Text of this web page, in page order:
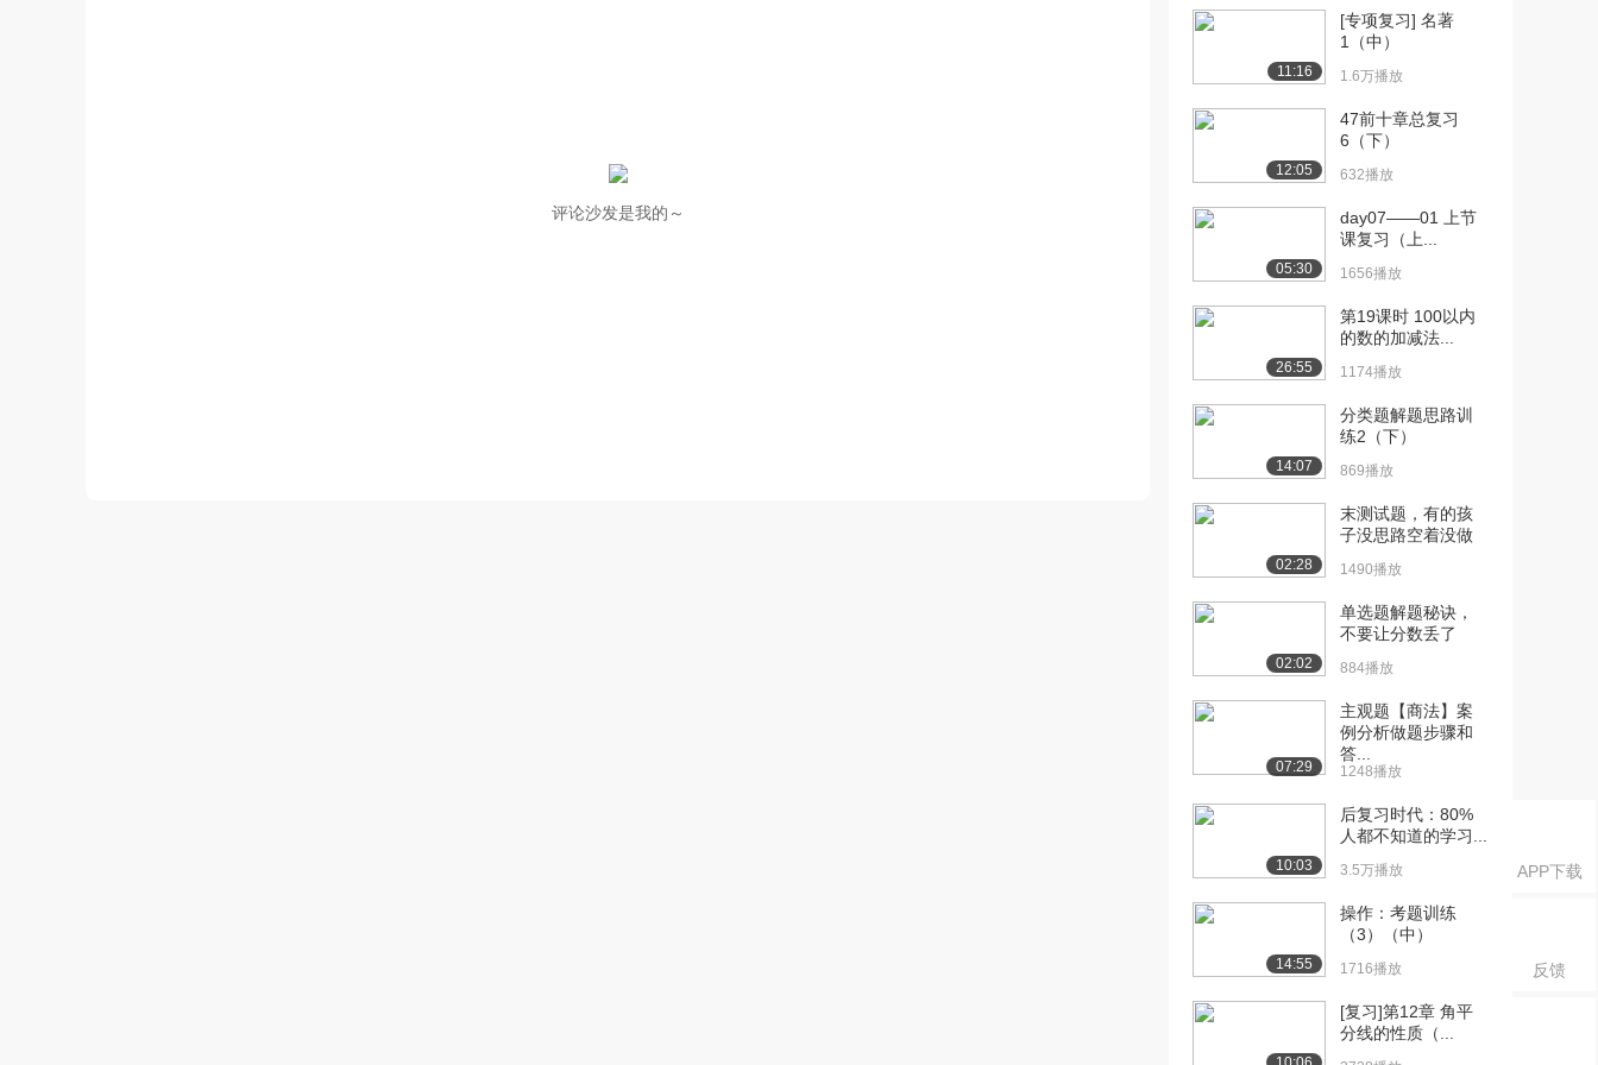
APP下载
反馈
评论沙发是我的～
[11] 1.6，整理与复习
15:02
[12] 1.6，整理与复习
15:04
[13] 2.1，观察物体(二)
15:02
[14] 2.1，观察物体(二)
15:06
[15] 2.1，观察物体
15:02
[16] 2.1，观察物体
15:00
[17] 2.2，观察物体(二)整
理与复习（...
理与复习（...
（上）
（下）
[21] 3.2，加法运算定律的
应用（上）
11:16
[专项复习] 名著
1（中）
1.6万播放
12:05
47前十章总复习
6（下）
632播放
05:30
day07——01 上节
课复习（上...
1656播放
26:55
第19课时 100以内
的数的加减法...
1174播放
14:07
分类题解题思路训
练2（下）
869播放
02:28
末测试题，有的孩
子没思路空着没做
1490播放
02:02
单选题解题秘诀，
不要让分数丢了
884播放
07:29
主观题【商法】案
例分析做题步骤和
答...
1248播放
10:03
后复习时代：80%
人都不知道的学习...
3.5万播放
14:55
操作：考题训练
（3）（中）
1716播放
[复习]第12章 角平
分线的性质（...